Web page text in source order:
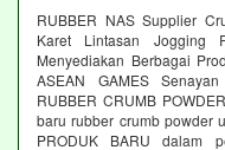
RUBBER NAS Supplier
Karet Lintasan Jogging
Menyediakan Berbagai
ASEAN GAMES
RUBBER CRUMB
baru rubber crumb powder
PRODUK BARU dalam